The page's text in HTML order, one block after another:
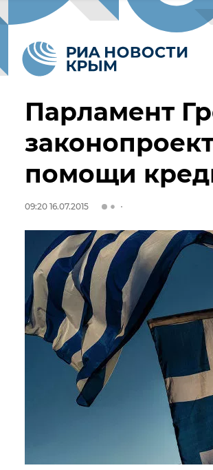
Парламент
помощи
09:20 16.07.2015